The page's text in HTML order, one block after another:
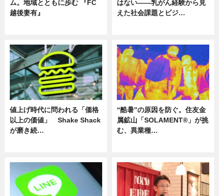
ム。地域とともに歩む 『FC
越後妻有』
はない――乳がん経験から見
えた社会課題とビジ…
値上げ時代に問われる「価格
以上の価値」 Shake Shack
が磨き続…
“酷暑”の原因を防ぐ。住友金
属鉱山「SOLAMENT®」が挑
む、異業種…